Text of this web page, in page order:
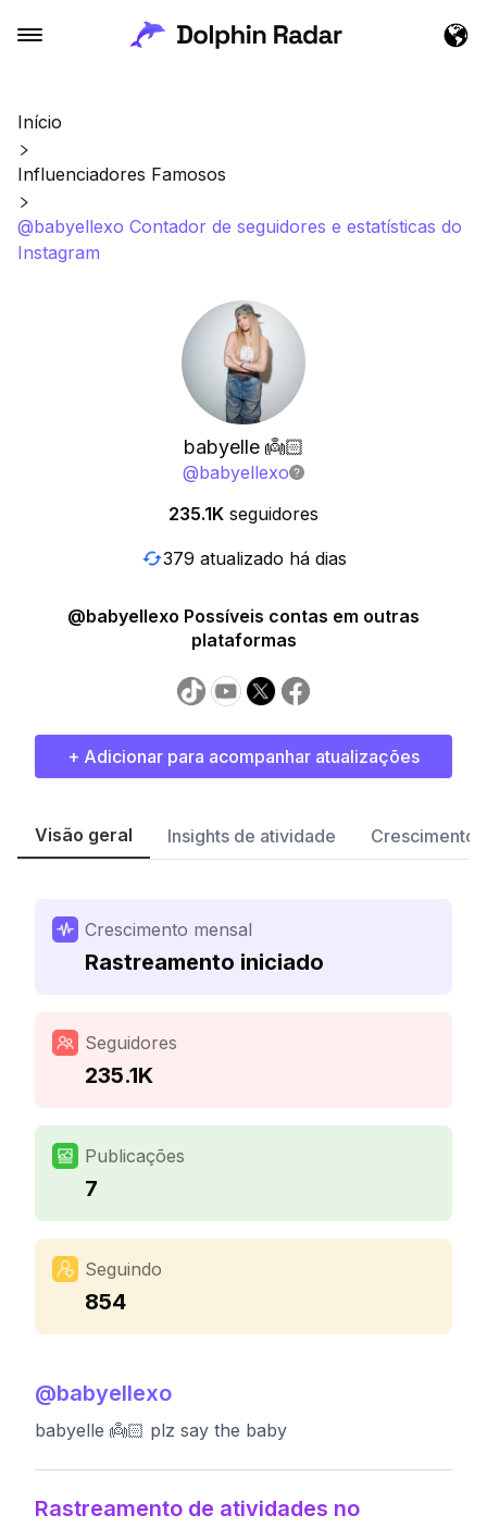
Início
Influenciadores Famosos
@babyellexo Contador de seguidores e estatísticas do
Instagram
babyelle 👼🏻
@babyellexo
235.1K seguidores
379 atualizado há dias
@babyellexo Possíveis contas em outras
plataformas
+ Adicionar para acompanhar atualizações
Visão geral Insights de atividade Crescimento
Crescimento mensal
Rastreamento iniciado
Seguidores
235.1K
Publicações
7
Seguindo
854
@babyellexo
babyelle 👼🏻 plz say the baby
Rastreamento de atividades no